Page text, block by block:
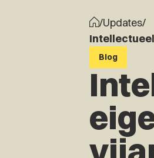
/Updates/
Blog